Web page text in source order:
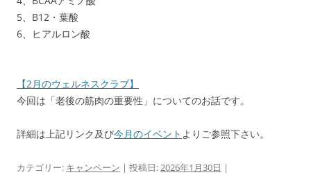
5、B12・葉酸
6、ヒアルロン酸
【2月のウェルネスクラブ】
今回は「老後の筋肉の重要性」についてのお話です。
詳細は上記リンク及び今月のイベント よりご参照下さい。
カテゴリー: キャンペーン | 投稿日:2026年1月30日 |